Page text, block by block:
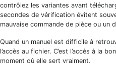
contrôlez les variantes avant
secondes de vérification évitent
mauvaise commande de pièce ou un
Quand un manuel est difficile à
l’accès au fichier. C’est l’accès à la
moment où elle sert vraiment.